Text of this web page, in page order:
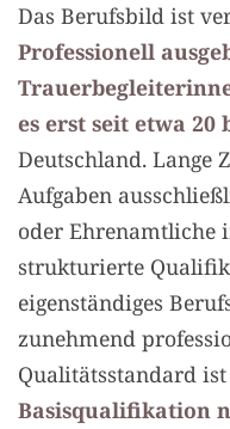
Das Berufsbild ist
Professionell
es erst seit etwa 20
Deutschland. Lange
Aufgaben
oder Ehrenamtliche
strukturierte
eigenständiges
zunehmend
Qualitätsstandard
Basisqualifikation